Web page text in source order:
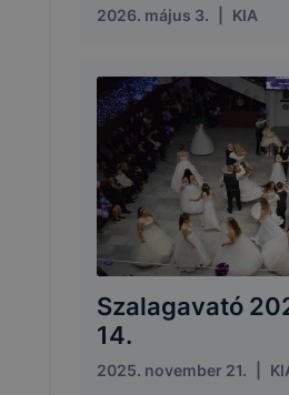
2026. május 3. KIA
Szalagavató
14.
2025. november 21.